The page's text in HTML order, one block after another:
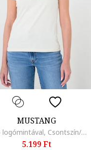
MUSTANG
Póló logómintával, Csontszín/Halványpiros
5.199 Ft